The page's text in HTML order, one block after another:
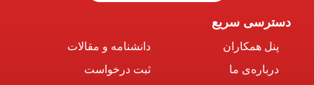
دسترسی سریع
پنل همکاران
درباره‌ی ما
دانشنامه و مقالات
ثبت درخواست